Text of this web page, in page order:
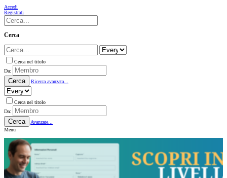
Accedi
Registrati
Cerca
Cerca nel titolo
Da:
Cerca Ricerca avanzata...
Cerca nel titolo
Da:
Cerca
Avanzate...
Menu